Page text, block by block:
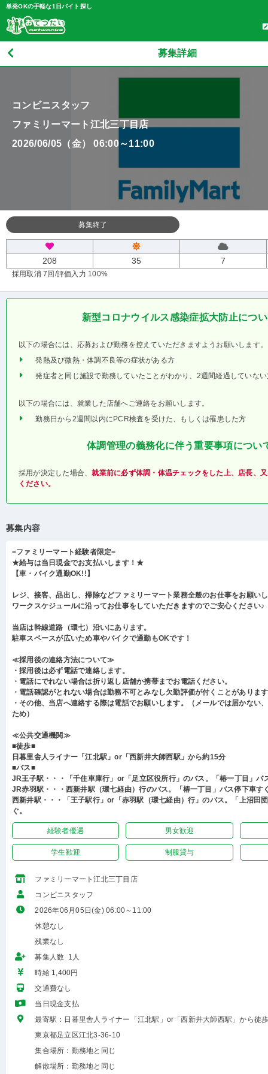
単発OKの手軽な1日バイト探し
募集詳細
コンビニスタッフ
ファミリーマート江北三丁目店
2026/06/05（金） 06:00～11:00
募集終了
208 35 7
採用取消 7回 /評価入力 100%
新型コロナウイルス感染症拡大防止につ
以下の場合には、応募および勤務を控えていただきますようお願いします。
発熱及び微熱・体調不良等の症状がある方
発症者と同じ施設で勤務していたことがわかり、2週間経過していな
以下の場合には、就業した店舗へご連絡をお願いします。
勤務日から2週間以内にPCR検査を受けた、もしくは罹患した方
体調管理の義務化に伴う重要事項につい
採用が決定した場合、就業前に必ず体調・体温チェックをした上、店長、
ください。
募集内容
=ファミリーマート経験者限定=
★給与は当日現金でお支払いします！★
【車・バイク通勤OK!!】
レジ、接客、品出し、掃除などファミリーマート業務全般のお仕事をお願い
ワークスケジュールに沿ってお仕事をしていただきますのでご安心ください♪
当店は幹線道路（環七）沿いにあります。
駐車スペースが広いため車やバイクで通勤もOKです！
≪採用後の連絡方法について≫
・採用後は必ず電話で連絡します。
・電話にでれない場合は折り返し店舗か携帯までお電話ください。
・電話確認がとれない場合は勤務不可とみなし欠勤評価が付くことがありま
・その他、当店へ連絡する際は電話でお願いします。（メールでは届かない
ため）
≪公共交通機関≫
■徒歩■
日暮里舎人ライナー「江北駅」or「西新井大師西駅」から約15分
■バス■
JR王子駅・・・「千住車庫行」or「足立区役所行」のバス。「椿一丁目」バ
JR赤羽駅・・・西新井駅（環七経由）行のバス。「椿一丁目」バス停下車す
西新井駅・・・「王子駅行」or「赤羽駅（環七経由）行」のバス。「上沼田
ぐ。
経験者優遇 男女歓迎
学生歓迎 制服貸与
ファミリーマート江北三丁目店
コンビニスタッフ
2026年06月05日(金) 06:00～11:00
休憩なし
残業なし
募集人数 1人
時給 1,400円
交通費なし
当日現金支払
最寄駅：日暮里舎人ライナー「江北駅」or「西新井大師西駅」から徒
東京都足立区江北3-36-10
集合場所：勤務地と同じ
解散場所：勤務地と同じ